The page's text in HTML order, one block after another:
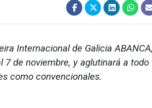
Internacional de Galicia
7 de noviembre, y aglutinará a todo
como convencionales.